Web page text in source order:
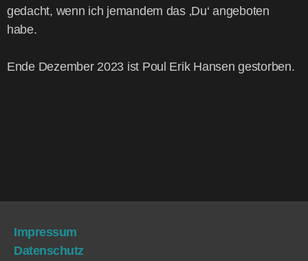
gedacht, wenn ich jeman­dem das ‚Du‘ ange­bo­ten
habe.
Ende Dezem­ber 2023 ist Poul Erik Han­sen gestorben.
Impres­sum
Daten­schutz